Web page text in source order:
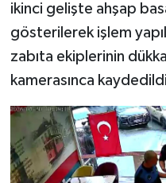
ikinci gelişte ahşap
gösterilerek işlem
zabıta ekiplerinin
kamerasınca